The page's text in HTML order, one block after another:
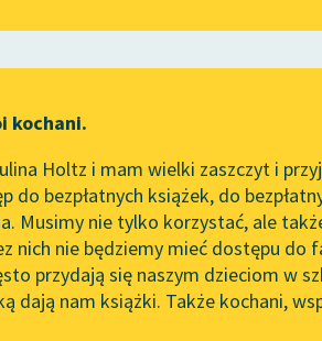
Lektury
redakcyjne
Spotkanie z Katarzyną
do słuchania na Wolnych
Lekturach
Nowy audiobook –
o Oriencie” Sophie Elkan
Kolekcja
Wolne Lektury – idealna
kochani.
Holtz i mam wielki zaszczyt i
do bezpłatnych książek, do
Musimy nie tylko korzystać, ale
nich nie będziemy mieć dostępu
przydają się naszym dzieciom w
dają nam książki. Także kochani,
Frances Hodgson Burnett✖